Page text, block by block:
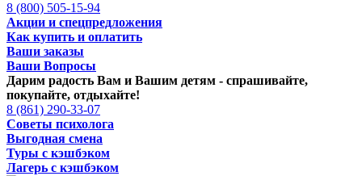
8 (800) 505-15-94
Акции и спецпредложения
Как купить и оплатить
Ваши заказы
Ваши Вопросы
Дарим радость Вам и Вашим детям - спрашивайте,
покупайте, отдыхайте!
8 (861) 290-33-07
Советы психолога
Выгодная смена
Туры с кэшбэком
Лагерь с кэшбэком